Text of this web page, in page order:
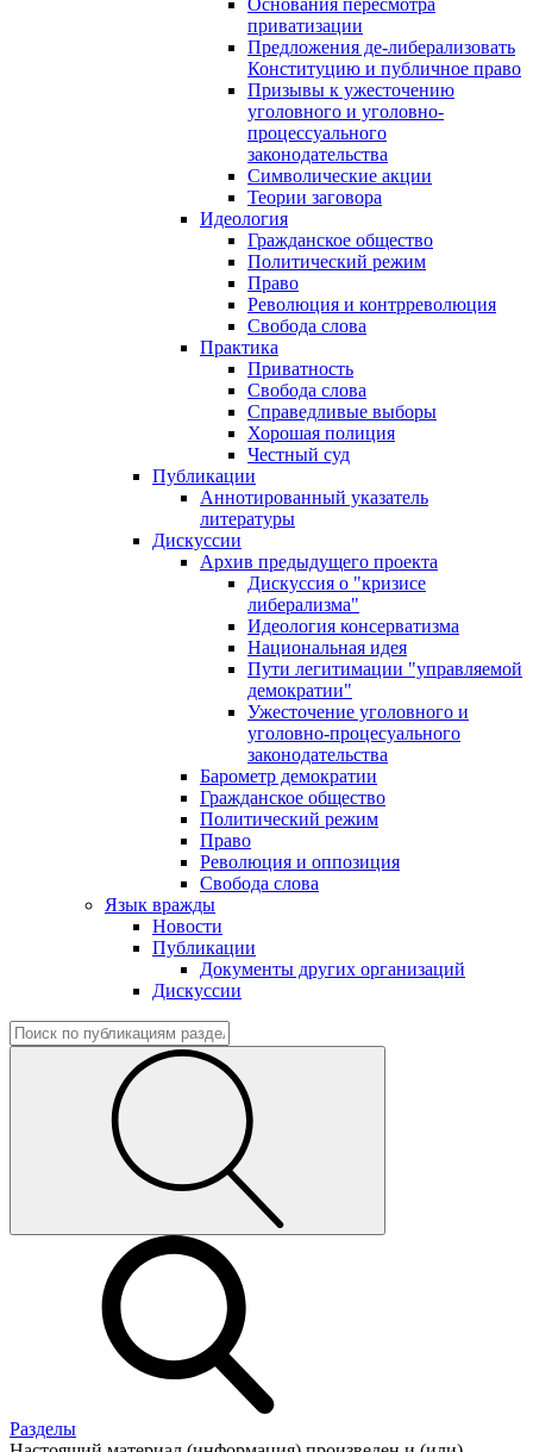
Основания пересмотра
приватизации
Предложения де-либерализовать
Конституцию и публичное право
Призывы к ужесточению
уголовного и уголовно-
процессуального
законодательства
Символические акции
Теории заговора
Идеология
Гражданское общество
Политический режим
Право
Революция и контрреволюция
Свобода слова
Практика
Приватность
Свобода слова
Справедливые выборы
Хорошая полиция
Честный суд
Публикации
Аннотированный указатель
литературы
Дискуссии
Архив предыдущего проекта
Дискуссия о "кризисе
либерализма"
Идеология консерватизма
Национальная идея
Пути легитимации "управляемой
демократии"
Ужесточение уголовного и
уголовно-процесуального
законодательства
Барометр демократии
Гражданское общество
Политический режим
Право
Революция и оппозиция
Свобода слова
Язык вражды
Новости
Публикации
Документы других организаций
Дискуссии
Разделы